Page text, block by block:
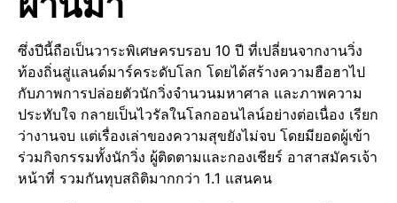
ซึ่งปีนี้ถือเป็นวาระพิเศษครบรอบ 10 ปี ที่เปลี่ยนจากงานวิ่ง
ท้องถิ่นสู่แลนด์มาร์คระดับโลก โดยได้สร้างความฮือฮาไป
กับภาพการปล่อยตัวนักวิ่งจำนวนมหาศาล และภาพความ
ประทับใจ กลายเป็นไวรัลในโลกออนไลน์อย่างต่อเนื่อง เรียก
ว่างานจบ แต่เรื่องเล่าของความสุขยังไม่จบ โดยมียอดผู้เข้า
ร่วมกิจกรรมทั้งนักวิ่ง ผู้ติดตามและกองเชียร์ อาสาสมัครเจ้า
หน้าที่ รวมกันทุบสถิติมากกว่า 1.1 แสนคน